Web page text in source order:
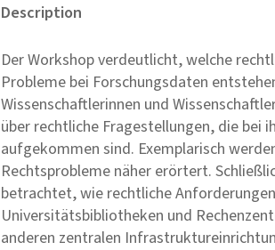
Description
Der Workshop verdeutlicht, welche
Probleme bei Forschungsdaten
Wissenschaftlerinnen und
über rechtliche Fragestellungen, die bei
aufgekommen sind. Exemplarisch
Rechtsprobleme näher erörtert.
betrachtet, wie rechtliche
Universitätsbibliotheken und
anderen zentralen